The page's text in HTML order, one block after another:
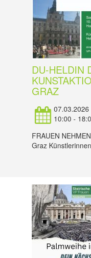
DU-HELDIN
GRAZ
07.03.2026
10:00 -
FRAUEN
Graz